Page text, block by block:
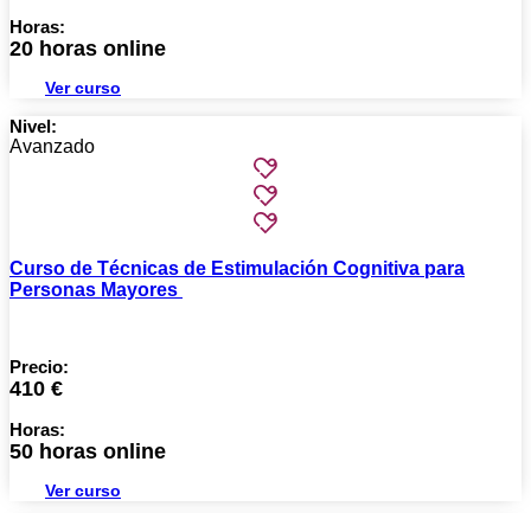
Horas:
20 horas online
Ver curso
Nivel:
Avanzado
Curso de Técnicas de Estimulación Cognitiva para
Personas Mayores
Precio:
410 €
Horas:
50 horas online
Ver curso